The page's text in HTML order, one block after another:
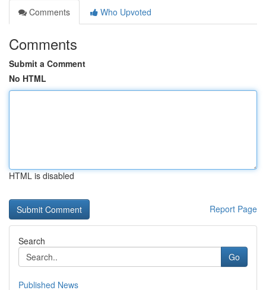
Comments
Who Upvoted
Comments
Submit a Comment
No HTML
HTML is disabled
Report Page
Search
Go
Published News